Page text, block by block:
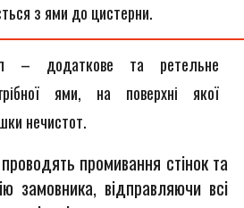
з ями до цистерни.
– додаткове та ретельне
ями, на поверхні якої
нечистот.
промивання стінок та
замовника, відправляючи всі